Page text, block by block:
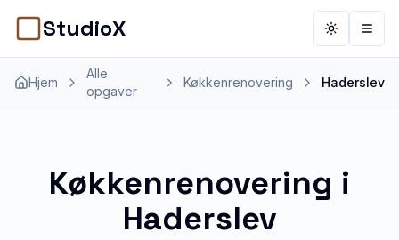
StudioX ToggleÅbn
Hjem
Alle
opgaver
Køkkenrenovering Haderslev
Køkkenrenovering i
Haderslev